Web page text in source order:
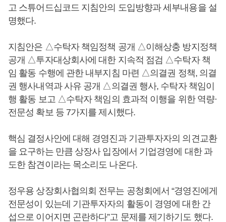
고 스튜어드십코드 지침안의 도입방향과 세부내용을 설
명했다.
지침안은 △수탁자 책임정책 공개 △이해상충 방지정책
공개 △투자대상회사에 대한 지속적 점검 △수탁자 책
임 활동 수행에 관한 내부지침 마련 △의결권 정책, 의결
권 행사내역과 사유 공개 △의결권 행사, 수탁자 책임이
행 활동 보고 △수탁자 책임의 효과적 이행을 위한 역량·
전문성 확보 등 7가지를 제시했다.
핵심 결정사안에 대해 경영진과 기관투자자의 의견교환
을 요구하는 만큼 상장사 입장에서 기업경영에 대한 과
도한 참견이라는 목소리도 나온다.
정우용 상장회사협의회 전무는 공청회에서 “경영진에게
전문성이 있는데 기관투자자의 활동이 경영에 대한 간
섭으로 이어지면 곤란하다”고 문제를 제기하기도 했다.